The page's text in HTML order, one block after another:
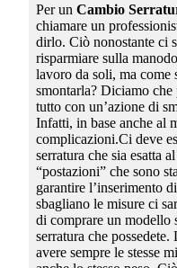
Per un Cambio
chiamare un
dirlo. Ciò nonostante ci
risparmiare sulla
lavoro da soli, ma come
smontarla? Diciamo che
tutto con un’azione di
Infatti, in base anche al
complicazioni.Ci deve
serratura che sia esatta
“postazioni” che sono
garantire l’inserimento
sbagliano le misure ci
di comprare un modello
serratura che
avere sempre le stesse